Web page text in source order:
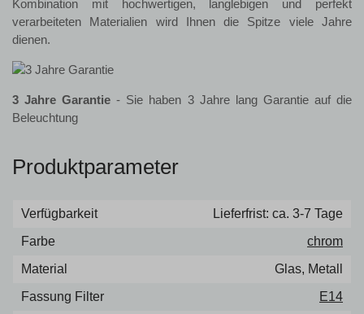
Kombination mit hochwertigen, langlebigen und perfekt
verarbeiteten Materialien wird Ihnen die Spitze viele Jahre
dienen.
3 Jahre Garantie - Sie haben 3 Jahre lang Garantie auf die
Beleuchtung
Produktparameter
Verfügbarkeit
Lieferfrist: ca. 3-7 Tage
Farbe
chrom
Material
Glas, Metall
Fassung Filter
E14